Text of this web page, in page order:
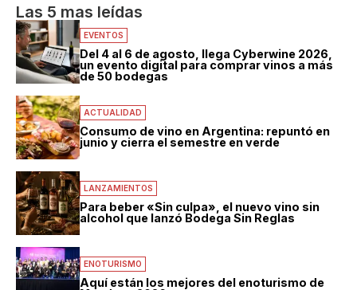
Las 5 mas leídas
EVENTOS
Del 4 al 6 de agosto, llega Cyberwine 2026,
un evento digital para comprar vinos a más
de 50 bodegas
ACTUALIDAD
Consumo de vino en Argentina: repuntó en
junio y cierra el semestre en verde
LANZAMIENTOS
Para beber «Sin culpa», el nuevo vino sin
alcohol que lanzó Bodega Sin Reglas
ENOTURISMO
Aquí están los mejores del enoturismo de